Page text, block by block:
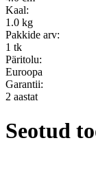
Kaal:
1.0 kg
Pakkide arv:
1 tk
Päritolu:
Euroopa
Garantii:
2 aastat
Seotud